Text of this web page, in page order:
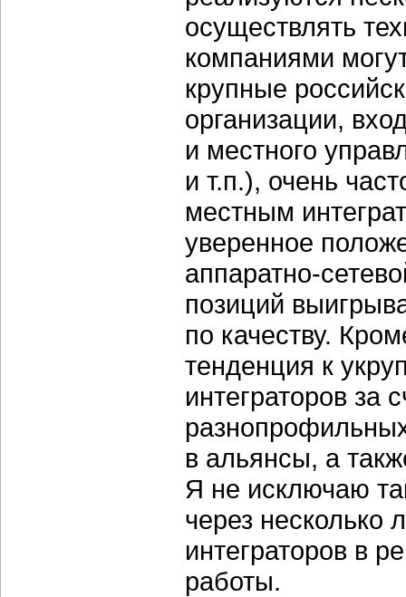
осуществлять
компаниями
крупные
организации,
и местного
и т.п.), очень
местным
уверенное
аппаратно-
позиций
по качеству.
тенденция к
интеграторов за
в альянсы, а
Я не исключаю
через несколько
интеграторов в
работы.